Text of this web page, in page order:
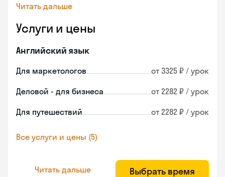
Читать дальше
Услуги и цены
Английский язык
Для маркетологов от 3325 ₽ / урок
Деловой - для бизнеса от 2282 ₽ / урок
Для путешествий от 2282 ₽ / урок
Все услуги и цены (5)
Читать дальше Выбрать время